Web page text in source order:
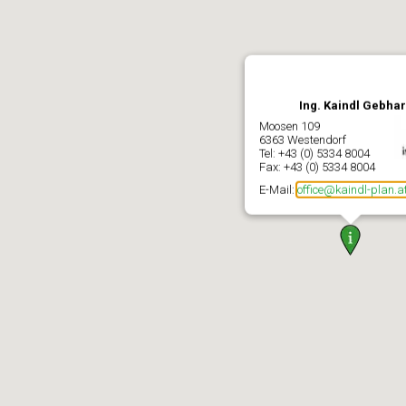
Ing. Kaindl
Moosen 109
6363 Westendorf
Tel: +43 (0) 5334 8004
Fax: +43 (0) 5334 8004
E-Mail: office@kaindl-